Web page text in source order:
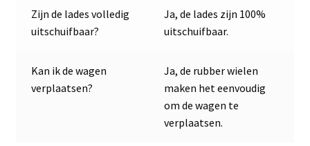
Zijn de lades volledig
uitschuifbaar?
Ja, de lades zijn 100%
uitschuifbaar.
Kan ik de wagen
verplaatsen?
Ja, de rubber wielen
maken het eenvoudig
om de wagen te
verplaatsen.